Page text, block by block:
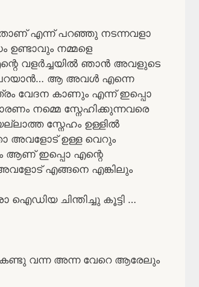
എന്ന് പറഞ്ഞു നടന്നവളാ
നമ്മളെ
വളർച്ചയിൽ ഞാൻ അവളുടെ
പറയാൻ… ആ അവൾ എന്നെ
വേദന കാണും എന്ന് ഇപ്പൊ
നമ്മെ സ്നേഹിക്കുന്നവരെ
സ്നേഹം ഉള്ളിൽ
അവളോട് ഉള്ള വെറും
ആണ് ഇപ്പൊ എന്റെ
എങ്ങനെ എങ്കിലും
ചിന്തിച്ചു കൂട്ടി …
വന്ന അന്ന വേറെ ആരേലും